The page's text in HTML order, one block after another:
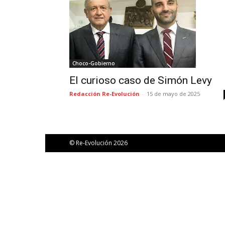
Choco-Gobierno
El curioso caso de Simón Levy
Redacción Re-Evolución - 15 de mayo de 2025
© Re-Evolución 2026